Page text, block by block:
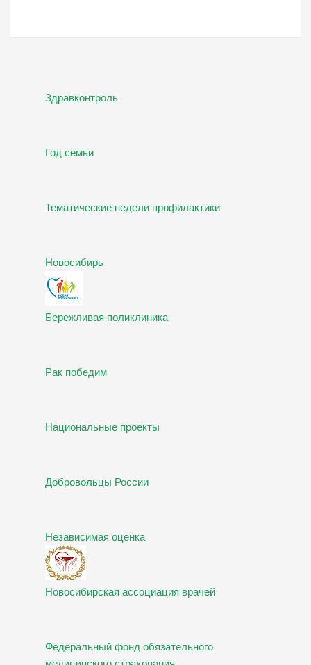
Здравконтроль
Год семьи
Тематические недели профилактики
Новосибирь
Бережливая поликлиника
Рак победим
Национальные проекты
Добровольцы России
Независимая оценка
Новосибирская ассоциация врачей
Федеральный фонд обязательного